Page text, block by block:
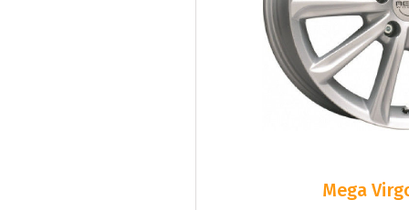
Mega